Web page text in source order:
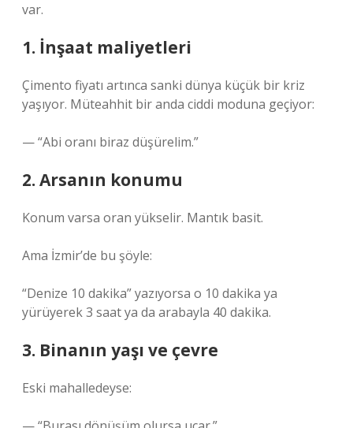
var.
1. İnşaat maliyetleri
Çimento fiyatı artınca sanki dünya küçük bir kriz
yaşıyor. Müteahhit bir anda ciddi moduna geçiyor:
— “Abi oranı biraz düşürelim.”
2. Arsanın konumu
Konum varsa oran yükselir. Mantık basit.
Ama İzmir’de bu şöyle:
“Denize 10 dakika” yazıyorsa o 10 dakika ya
yürüyerek 3 saat ya da arabayla 40 dakika.
3. Binanın yaşı ve çevre
Eski mahalledeyse: